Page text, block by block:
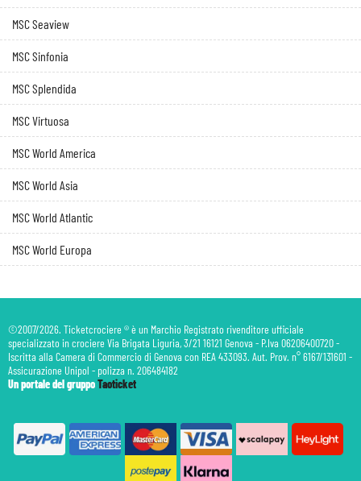
MSC Seaview
MSC Sinfonia
MSC Splendida
MSC Virtuosa
MSC World America
MSC World Asia
MSC World Atlantic
MSC World Europa
©2007/2026. Ticketcrociere ® è un Marchio Registrato rivenditore ufficiale
specializzato in crociere Via Brigata Liguria, 3/21 16121 Genova - P.Iva 06206400720 -
Iscritta alla Camera di Commercio di Genova con REA 433093. Aut. Prov. n° 6167/131601 -
Assicurazione Unipol - polizza n. 206484182
Un portale del gruppoTaoticket